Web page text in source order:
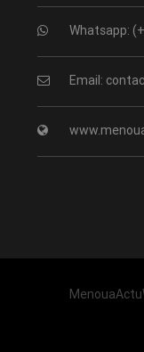
Whatsapp:
Email: